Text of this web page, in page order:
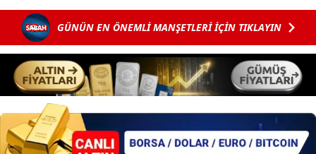
GÜNÜN EN ÖNEMLİ MANŞETLERİ İÇİN TIKLAYIN